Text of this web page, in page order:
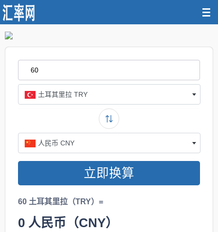
土耳其里拉 TRY
人民币 CNY
立即换算
60 土耳其里拉（TRY）=
0 人民币（CNY）